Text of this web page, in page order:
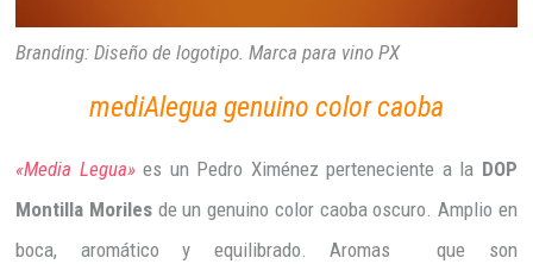
Branding: Diseño de logotipo. Marca para vino PX
mediAlegua genuino color caoba
«Media Legua» es un Pedro Ximénez perteneciente a la DOP
Montilla Moriles de un genuino color caoba oscuro. Amplio en
boca, aromático y equilibrado. Aromas que son